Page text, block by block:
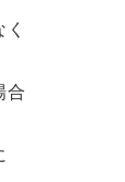
合